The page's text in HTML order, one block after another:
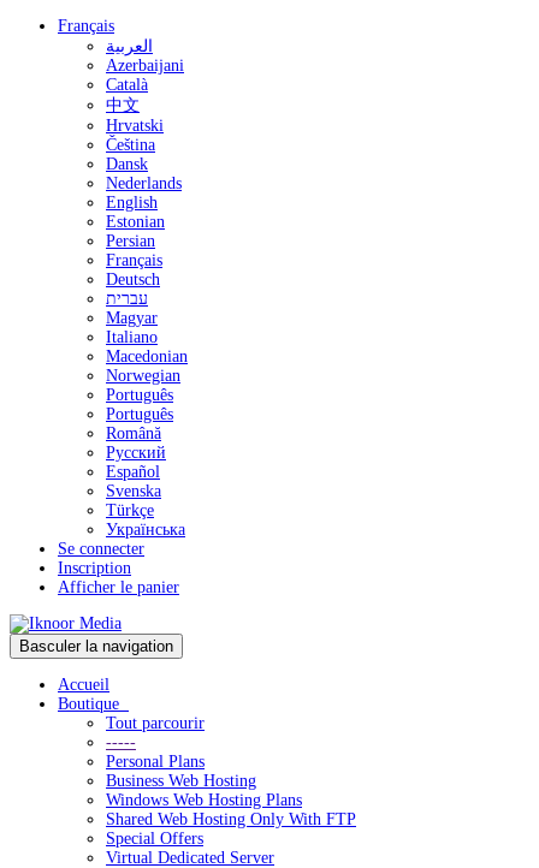
Français
العربية
Azerbaijani
Català
中文
Hrvatski
Čeština
Dansk
Nederlands
English
Estonian
Persian
Français
Deutsch
עברית
Magyar
Italiano
Macedonian
Norwegian
Português
Português
Română
Русский
Español
Svenska
Türkçe
Українська
Se connecter
Inscription
Afficher le panier
Basculer la navigation
Accueil
Boutique
Tout parcourir
-----
Personal Plans
Business Web Hosting
Windows Web Hosting Plans
Shared Web Hosting Only With FTP
Special Offers
Virtual Dedicated Server